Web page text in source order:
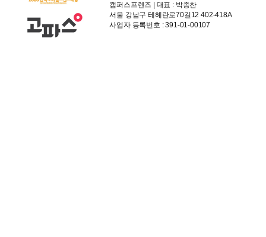
캠퍼스프렌즈 | 대표 : 박종찬
서울 강남구 테헤란로70길12 402-418A
사업자 등록번호 : 391-01-00107